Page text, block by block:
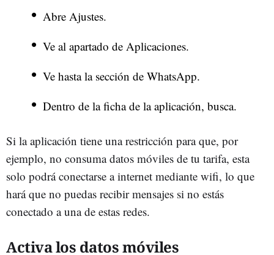
Abre Ajustes.
Ve al apartado de Aplicaciones.
Ve hasta la sección de WhatsApp.
Dentro de la ficha de la aplicación, busca.
Si la aplicación tiene una restricción para que, por
ejemplo, no consuma datos móviles de tu tarifa, esta
solo podrá conectarse a internet mediante wifi, lo que
hará que no puedas recibir mensajes si no estás
conectado a una de estas redes.
Activa los datos móviles